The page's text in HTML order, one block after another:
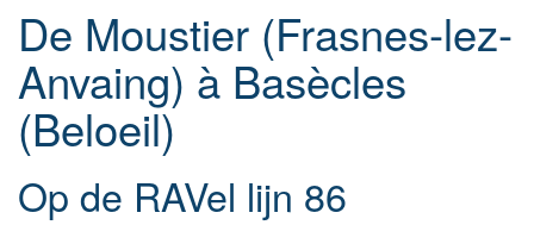
De Moustier (Frasnes-lez-
Anvaing) à Basècles
(Beloeil)
Op de RAVel lijn 86